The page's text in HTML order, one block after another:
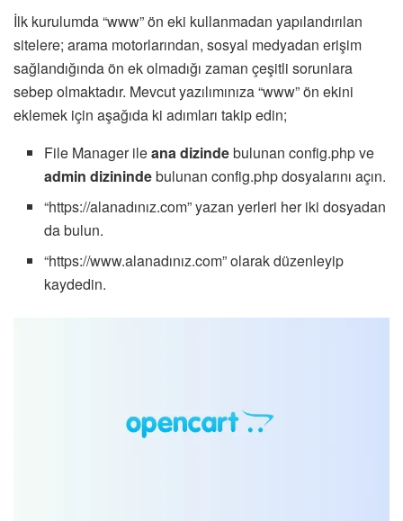
İlk kurulumda “www” ön eki kullanmadan yapılandırılan
sitelere; arama motorlarından, sosyal medyadan erişim
sağlandığında ön ek olmadığı zaman çeşitli sorunlara
sebep olmaktadır. Mevcut yazılımınıza “www” ön ekini
eklemek için aşağıda ki adımları takip edin;
File Manager ileana dizindebulunan config.php ve
admin dizinindebulunan config.php dosyalarını açın.
“https://alanadınız.com” yazan yerleri her iki dosyadan
da bulun.
“https://www.alanadınız.com” olarak düzenleyip
kaydedin.